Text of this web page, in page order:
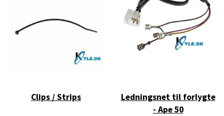
Clips / Strips
Ledningsnet til forlygte
- Ape 50